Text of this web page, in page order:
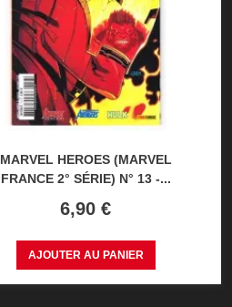
MARVEL HEROES (MARVEL
FRANCE 2° SÉRIE) N° 13 -...
Prix
6,90 €
AJOUTER AU PANIER